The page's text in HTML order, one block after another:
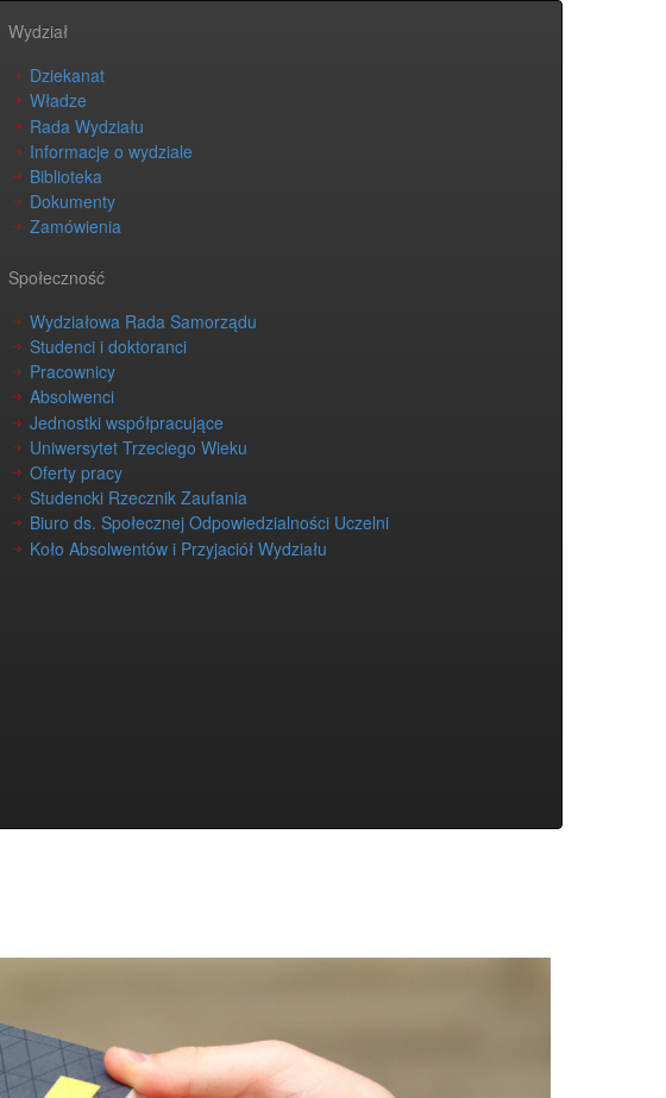
Wydział
Dziekanat
Władze
Rada Wydziału
Informacje o wydziale
Biblioteka
Dokumenty
Zamówienia
Społeczność
Wydziałowa Rada Samorządu
Studenci i doktoranci
Pracownicy
Absolwenci
Jednostki współpracujące
Uniwersytet Trzeciego Wieku
Oferty pracy
Studencki Rzecznik Zaufania
Biuro ds. Społecznej Odpowiedzialności Uczelni
Koło Absolwentów i Przyjaciół Wydziału